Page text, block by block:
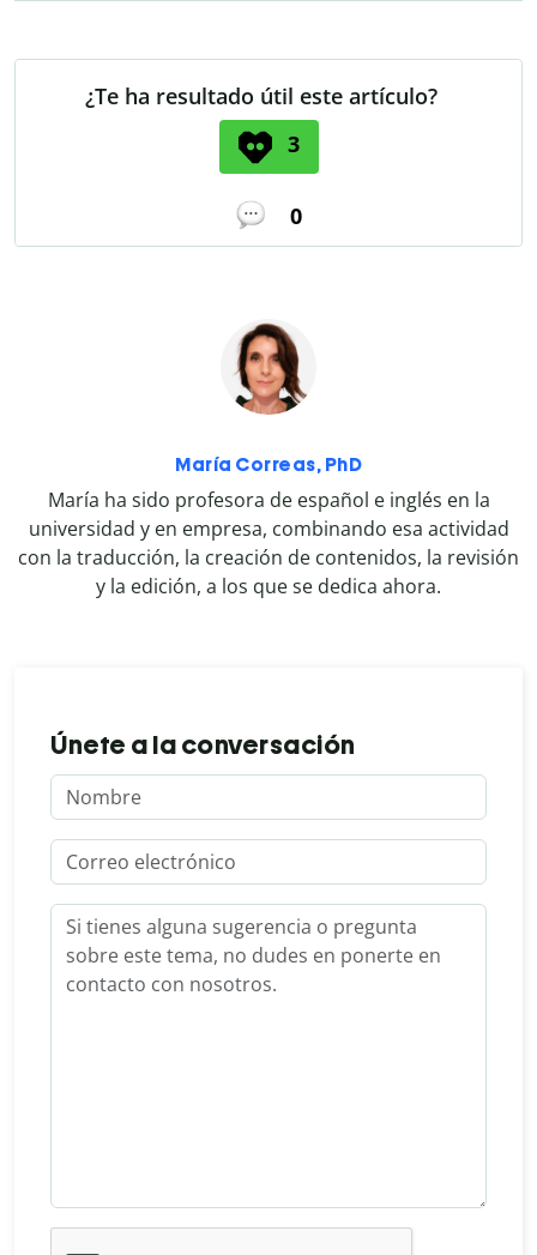
¿Te ha resultado útil este artículo?
3
0
María Correas, PhD
María ha sido profesora de español e inglés en la
universidad y en empresa, combinando esa actividad
con la traducción, la creación de contenidos, la revisión
y la edición, a los que se dedica ahora.
Únete a la conversación